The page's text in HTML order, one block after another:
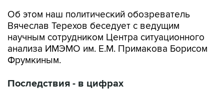
Об этом наш политический обозреватель
Вячеслав Терехов беседует с ведущим
научным сотрудником Центра ситуационного
анализа ИМЭМО им. Е.М. Примакова Борисом
Фрумкиным.
Последствия - в цифрах